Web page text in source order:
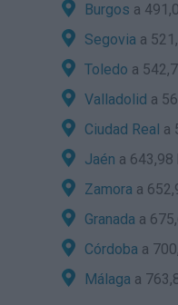
Burgos a
Segovia a
Toledo a
Valladolid a
Ciudad Real a
Jaén a
Zamora a
Granada a
Córdoba a
Málaga a